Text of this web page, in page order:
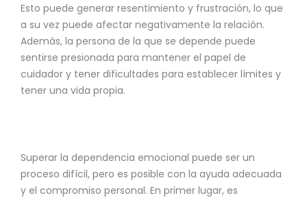
Esto puede generar resentimiento y frustración, lo que
a su vez puede afectar negativamente la relación.
Además, la persona de la que se depende puede
sentirse presionada para mantener el papel de
cuidador y tener dificultades para establecer límites y
tener una vida propia.
Superar la dependencia emocional puede ser un
proceso difícil, pero es posible con la ayuda adecuada
y el compromiso personal. En primer lugar, es